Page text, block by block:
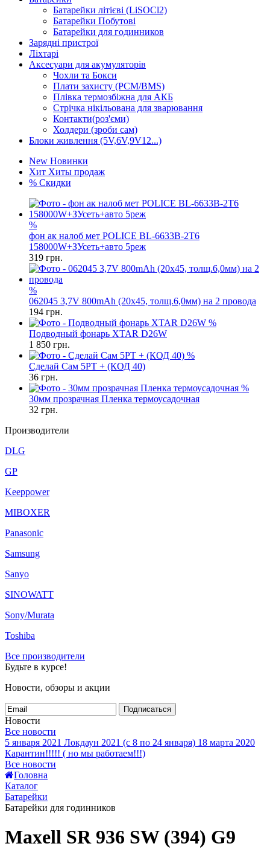
Батарейки літієві (LiSOCl2)
Батарейки Побутові
Батарейки для годинников
Зарядні пристрої
Ліхтарі
Аксесуари для акумуляторів
Чохли та Бокси
Плати захисту (PCM/BMS)
Плівка термозбіжна для АКБ
Стрічка нікільована для зварювання
Контакти(роз'єми)
Холдери (зроби сам)
Блоки живлення (5V,6V,9V12...)
New Новинки
Хит Хиты продаж
% Скидки
%
фон ак налоб мет POLICE BL-6633B-2T6
158000W+ЗУсеть+авто 5реж
319 грн.
%
062045 3,7V 800mAh (20x45, толщ.6,0мм) на 2 провода
194 грн.
%
Подводный фонарь XTAR D26W
1 850 грн.
%
Сделай Сам 5PT + (КОД 40)
36 грн.
%
30мм прозрачная Пленка термоусадочная
32 грн.
Производители
DLG
GP
Keeppower
MIBOXER
Panasonic
Samsung
Sanyo
SINOWATT
Sony/Murata
Toshiba
Все производители
Будьте в курсе!
Новости, обзоры и акции
Подписаться
Новости
Все новости
5 января 2021 Локдаун 2021 (с 8 по 24 января) 18 марта 2020
Карантин!!!!! ( но мы работаем!!!)
Все новости
Головна
Каталог
Батарейки
Батарейки для годинников
Maxell SR 936 SW (394) G9